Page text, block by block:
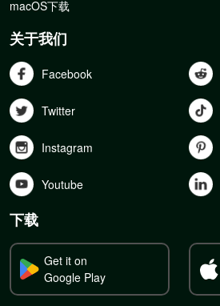
macOS下载
关于我们
Facebook
Twitter
Instagram
Youtube
下载
Get it on
Google Play